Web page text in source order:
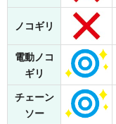
ノコギリ
電動ノコ
ギリ
チェーン
ソー